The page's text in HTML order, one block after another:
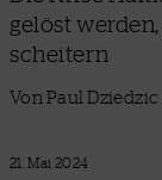
gelöst
scheitern
Von Paul
21. Mai 2024